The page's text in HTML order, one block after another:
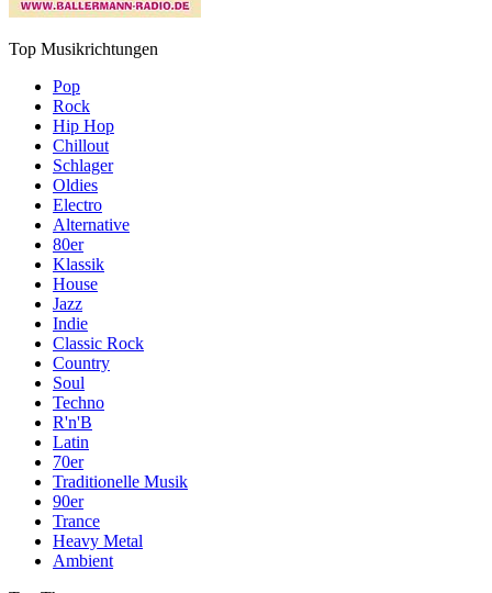
Top Musikrichtungen
Pop
Rock
Hip Hop
Chillout
Schlager
Oldies
Electro
Alternative
80er
Klassik
House
Jazz
Indie
Classic Rock
Country
Soul
Techno
R'n'B
Latin
70er
Traditionelle Musik
90er
Trance
Heavy Metal
Ambient